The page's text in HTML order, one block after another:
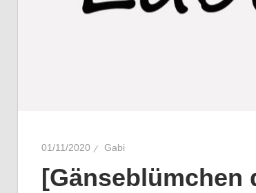
01/11/2020 Gabi
[Gänseblümchen